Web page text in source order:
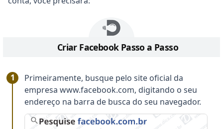
Criar Facebook Passo a Passo
Primeiramente, busque pelo site oficial da
empresa www.facebook.com, digitando o seu
endereço na barra de busca do seu navegador.